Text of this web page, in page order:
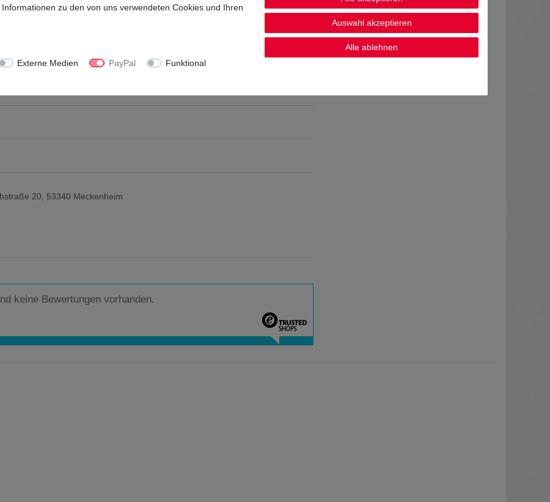
20, 53340 Meckenheim
keine Bewertungen vorhanden.
zu den von uns verwendeten Cookies und Ihren
Externe Medien PayPal
Funktional
Auswahl akzeptieren
Alle ablehnen